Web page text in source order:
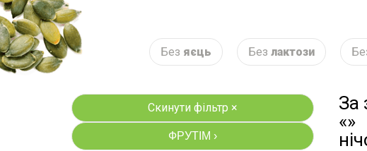
Без яєць Безлактози
Скинути фільтр ×
ФРУТІМ ›
За
«»